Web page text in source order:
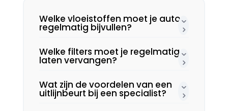
Welke vloeistoffen moet je auto
regelmatig bijvullen?
Welke filters moet je regelmatig
laten vervangen?
Wat zijn de voordelen van een
uitlijnbeurt bij een specialist?